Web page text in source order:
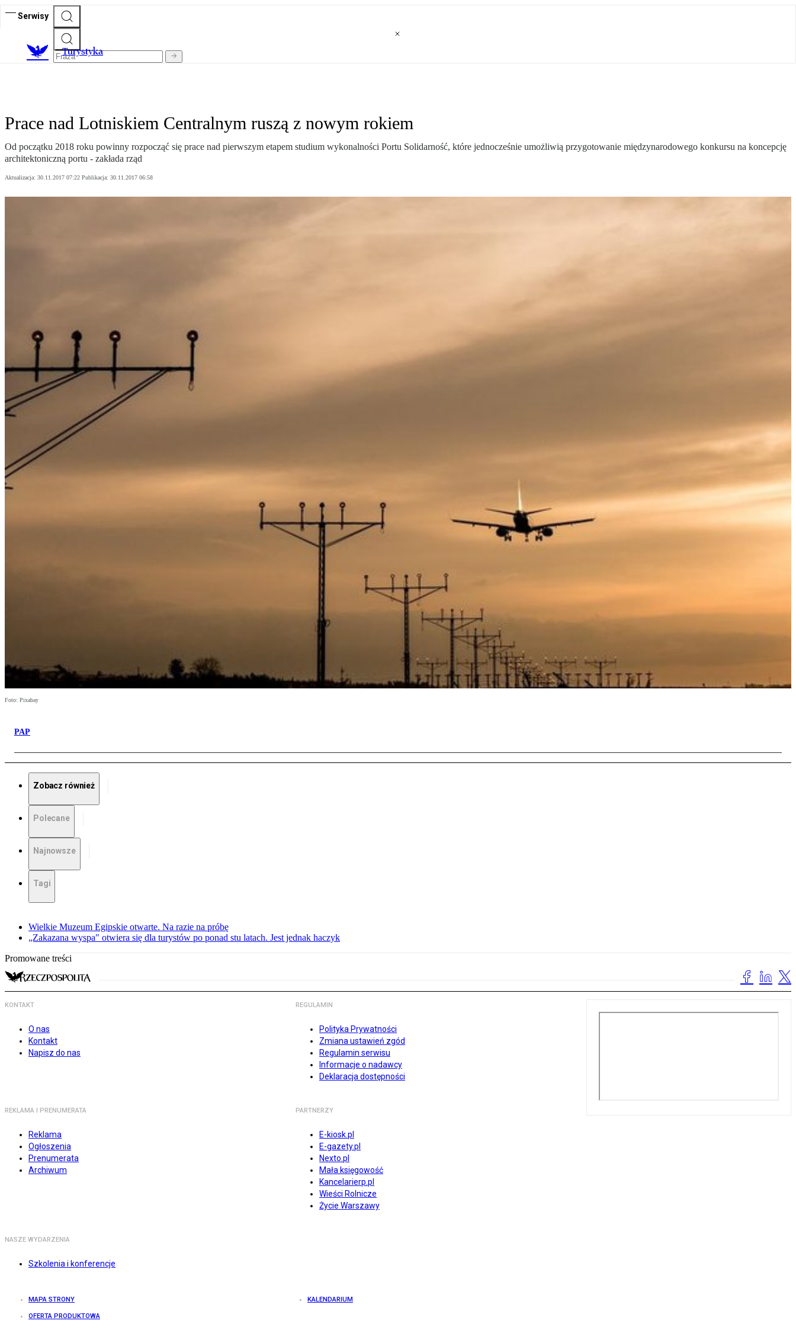
Serwisy
Turystyka
Prace nad Lotniskiem Centralnym ruszą z nowym rokiem
Od początku 2018 roku powinny rozpocząć się prace nad pierwszym etapem studium wykonalności Portu Solidarność, które jednocześnie umożliwią przygotowanie międzynarodowego konkursu na koncepcję
architektoniczną portu - zakłada rząd
Aktualizacja: 30.11.2017 07:22 Publikacja: 30.11.2017 06:58
Foto: Pixabay
PAP
Zobacz również
Polecane
Najnowsze
Tagi
Wielkie Muzeum Egipskie otwarte. Na razie na próbę
„Zakazana wyspa" otwiera się dla turystów po ponad stu latach. Jest jednak haczyk
Promowane treści
KONTAKT
O nas
Kontakt
Napisz do nas
REGULAMIN
Polityka Prywatności
Zmiana ustawień zgód
Regulamin serwisu
Informacje o nadawcy
Deklaracja dostępności
REKLAMA I PRENUMERATA
Reklama
Ogłoszenia
Prenumerata
Archiwum
PARTNERZY
E-kiosk.pl
E-gazety.pl
Nexto.pl
Mała księgowość
Kancelarierp.pl
Wieści Rolnicze
Życie Warszawy
NASZE WYDARZENIA
Szkolenia i konferencje
MAPA STRONY KALENDARIUM
OFERTA PRODUKTOWA